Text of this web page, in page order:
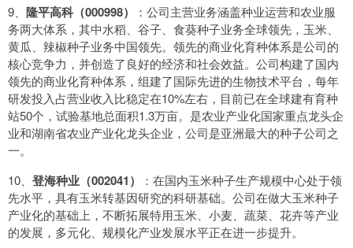
9、 隆平高科（000998）
：公司主营业务涵盖种业运营和农业服
务两大体系，其中水稻、谷子、食葵种子业务全球领先，玉米、
黄瓜、辣椒种子业务中国领先。领先的商业化育种体系是公司的
核心竞争力，并创造了良好的经济和社会效益。公司构建了国内
领先的商业化育种体系，组建了国际先进的生物技术平台，每年
研发投入占营业收入比稳定在10%左右，目前已在全球建有育种
站50个，试验基地总面积1.3万亩。是农业产业化国家重点龙头企
业和湖南省农业产业化龙头企业，公司是亚洲最大的种子公司之
一。
10、 登海种业（002041）
：在国内玉米种子生产规模中心处于领
先水平，具有玉米转基因研究的科研基础。公司在做大玉米种子
产业化的基础上，不断拓展特用玉米、小麦、蔬菜、花卉等产业
的发展，多元化、规模化产业发展水平正在进一步提升。